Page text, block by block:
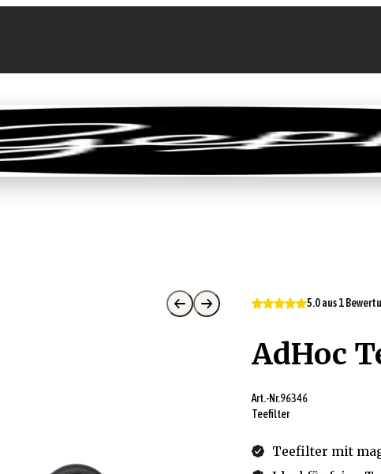
GrillenFeinkost-Abo Firmenkunden Sale
5.0 aus 1
AdHoc
Art.-Nr.96346
Teefilter
Teefilter mit